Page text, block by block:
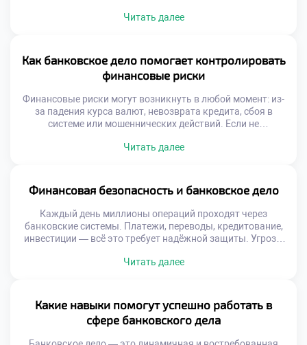
чаще полагаются на данные, а не на интуицию. Именно
подготовки специалистов. Аналитика позволяет видеть
за цифрами реальную картину. Она помогает […]
Читать далее
Как банковское дело помогает контролировать
финансовые риски
Финансовые риски могут возникнуть в любой момент: из-
за падения курса валют, невозврата кредита, сбоя в
системе или мошеннических действий. Если не
катастрофическими — от индивидуальных потерь до
барьеры между нестабильностью и стабильностью. Это
достигается с помощью строгих правил, глубокого […]
Читать далее
Финансовая безопасность и банковское дело
Каждый день миллионы операций проходят через
банковские системы. Платежи, переводы, кредитование,
инвестиции — всё это требует надёжной защиты. Угрозы
совершенствуют методы, а риски умножаются. В этих
механизмов защиты невозможно представить
устойчивое функционирование банков, защиту данных
клиентов и сохранение доверия […]
Читать далее
Какие навыки помогут успешно работать в
сфере банковского дела